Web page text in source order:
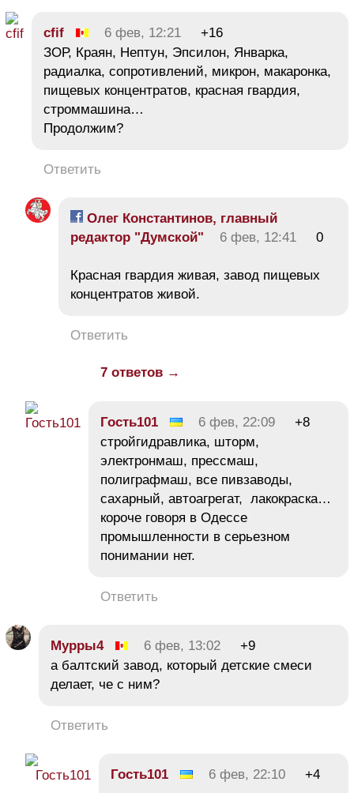
cfif 6 фев, 12:21
+16
ЗОР, Краян, Нептун, Эпсилон, Январка,
радиалка, сопротивлений, микрон, макаронка,
пищевых концентратов, красная гвардия,
строммашина…
Продолжим?
Ответить
Олег Константинов, главный
редактор "Думской"
6 фев, 12:41 0
Красная гвардия живая, завод пищевых
концентратов живой.
Ответить
7 ответов →
Гость101 6 фев, 22:09
+8
стройгидравлика, шторм,
электронмаш, прессмаш,
полиграфмаш, все пивзаводы,
сахарный, автоагрегат, лакокраска…
короче говоря в Одессе
промышленности в серьезном
понимании нет.
Ответить
Мурры4 6 фев, 13:02
+9
а балтский завод, который детские смеси
делает, че с ним?
Ответить
Гость101 6 фев, 22:10 +4